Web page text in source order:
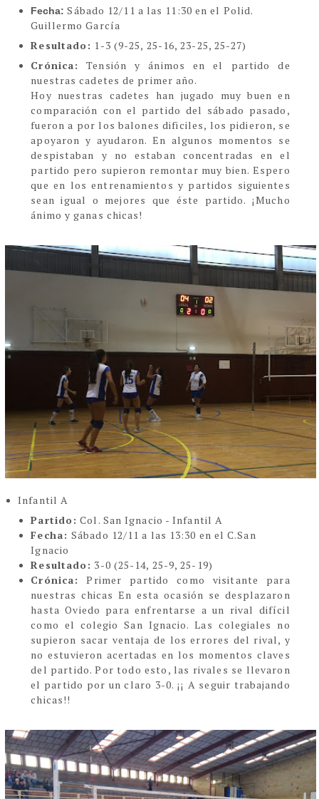
Fecha: Sábado 12/11 a las 11:30 en el Polid.
Guillermo García
Resultado: 1-3 (9-25, 25-16, 23-25, 25-27)
Crónica:
Tensión y ánimos en el partido de
nuestras cadetes de primer año.
Hoy nuestras cadetes han jugado muy buen en
comparación con el partido del sábado pasado,
fueron a por los balones dificiles, los pidieron, se
apoyaron y ayudaron. En algunos momentos se
despistaban y no estaban concentradas en el
partido pero supieron remontar muy bien. Espero
que en los entrenamientos y partidos siguientes
sean igual o mejores que éste partido. ¡Mucho
ánimo y ganas chicas!
Infantil A
Partido: Col. San Ignacio - Infantil A
Fecha:Sábado 12/11 a las 13:30 en el C.San
Ignacio
Resultado: 3-0 (25-14, 25-9, 25-19)
Crónica:
Primer partido como visitante para
nuestras chicas En esta ocasión se desplazaron
hasta Oviedo para enfrentarse a un rival difícil
como el colegio San Ignacio. Las colegiales no
supieron sacar ventaja de los errores del rival, y
no estuvieron acertadas en los momentos claves
del partido. Por todo esto, las rivales se llevaron
el partido por un claro 3-0. ¡¡ A seguir trabajando
chicas!!